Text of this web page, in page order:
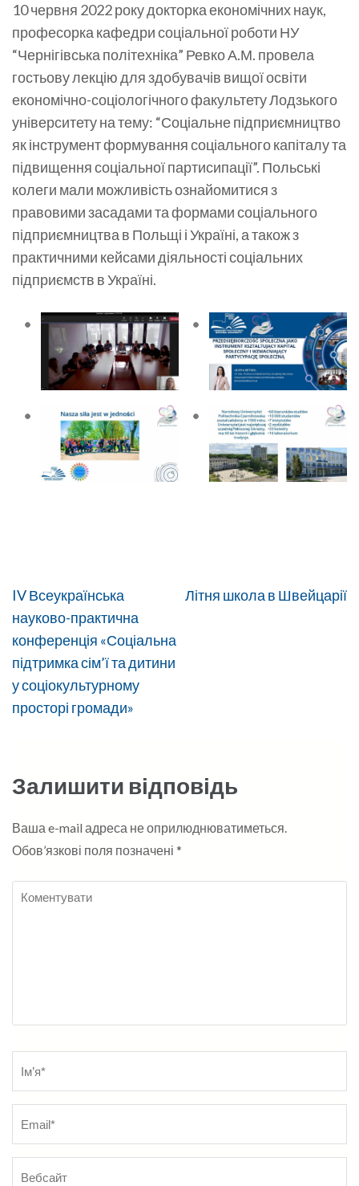
10 червня 2022 року докторка економічних наук,
професорка кафедри соціальної роботи НУ
“Чернігівська політехніка” Ревко А.М. провела
гостьову лекцію для здобувачів вищої освіти
економічно-соціологічного факультету Лодзького
університету на тему: “Соціальне підприємництво
як інструмент формування соціального капіталу та
підвищення соціальної партисипації”. Польські
колеги мали можливість ознайомитися з
правовими засадами та формами соціального
підприємництва в Польщі і Україні, а також з
практичними кейсами діяльності соціальних
підприємств в Україні.
Навігація
записів
IV Всеукраїнська
науково-практична
конференція «Соціальна
підтримка сім’ї та дитини
у соціокультурному
просторі громади»
Літня школа в Швейцарії
Залишити відповідь
Ваша e-mail адреса не оприлюднюватиметься.
Обов’язкові поля позначені *
Коментувати